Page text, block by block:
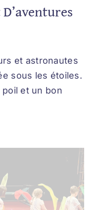
et astronautes
sous les étoiles.
et un bon